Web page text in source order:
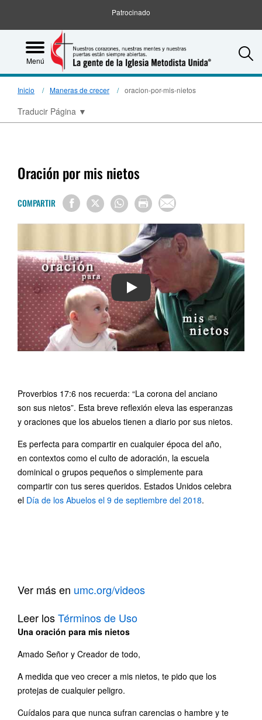
Patrocinado
Menú
Inicio Maneras de crecer oracion-por-mis-nietos
Traducir Página ▼
Oración por mis nietos
COMPARTIR
PLAY
Proverbios 17:6 nos recuerda: “La corona del anciano
son sus nietos”. Esta breve reflexión eleva las esperanzas
y oraciones que los abuelos tienen a diario por sus nietos.
Es perfecta para compartir en cualquier época del año,
en contextos como el culto de adoración, la escuela
dominical o grupos pequeños o simplemente para
compartir con tus seres queridos. Estados Unidos celebra
el Día de los Abuelos el 9 de septiembre del 2018.
Ver más en umc.org/videos
Leer losTérminos de Uso
Una oración para mis nietos
Amado Señor y Creador de todo,
A medida que veo crecer a mis nietos, te pido que los
protejas de cualquier peligro.
Cuídalos para que nunca sufran carencias o hambre y te